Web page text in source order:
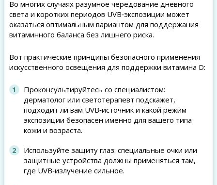
Во многих случаях разумное чередование дневного
света и коротких периодов UVB‑экспозиции может
оказаться оптимальным вариантом для поддержания
витаминного баланса без лишнего риска.
Вот практические принципы безопасного применения
искусственного освещения для поддержки витамина D:
Проконсультируйтесь со специалистом:
дерматолог или светотерапевт подскажет,
подходит ли вам UVB‑источник и какой режим
экспозиции безопасен именно для вашего типа
кожи и возраста.
Используйте защиту глаз: специальные очки или
защитные устройства должны применяться там,
где UVB‑излучение сильное.